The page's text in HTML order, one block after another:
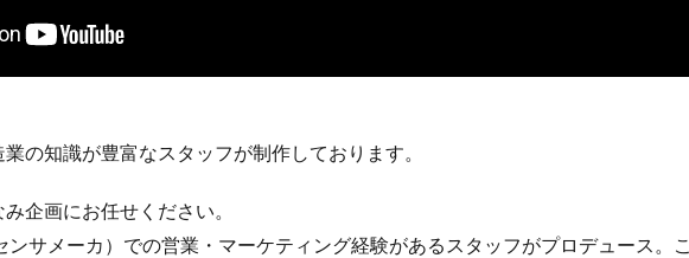
の知識が豊富なスタッフが制作しております。
企画にお任せください。
ンサメーカ）での営業・マーケティング経験があるスタッフがプロデュース。こ